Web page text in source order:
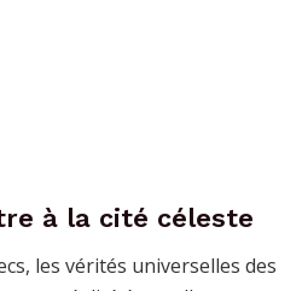
à la cité céleste
les vérités universelles des